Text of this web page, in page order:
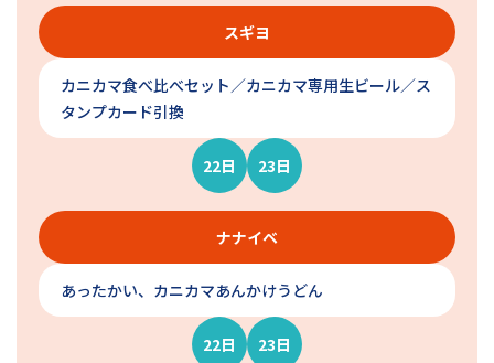
スギヨ
カニカマ食べ比べセット／カニカマ専用生ビール／ス
タンプカード引換
22日 23日
ナナイベ
あったかい、カニカマあんかけうどん
22日 23日